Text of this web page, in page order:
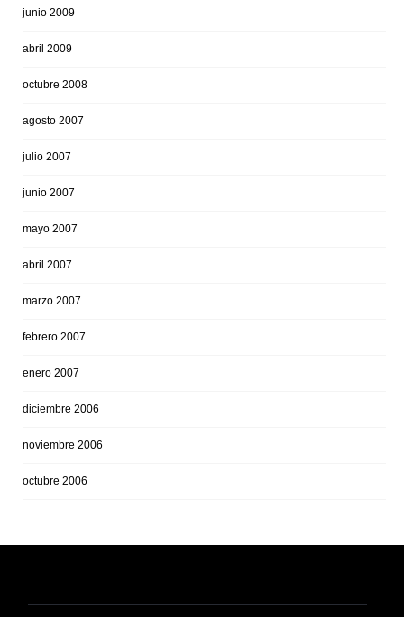
junio 2009
abril 2009
octubre 2008
agosto 2007
julio 2007
junio 2007
mayo 2007
abril 2007
marzo 2007
febrero 2007
enero 2007
diciembre 2006
noviembre 2006
octubre 2006